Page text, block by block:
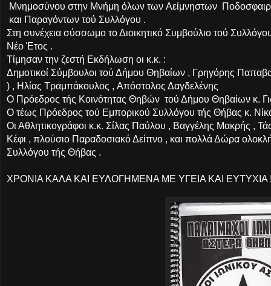
Μνημοσύνου στην Μνήμη όλων των Αείμνηστων
και Παραγόντων τού Συλλόγου .
Στη συνέχεια σύσσωμο το Διοικητικό Συμβούλιο τού
Νέο Έτος .
Τίμησαν την ζεστή Εκδήλωση οι κ.κ. :
Δημοτικοί Σύμβουλοι τού Δήμου Θηβαίων , Γρηγόρης
) , Ηλίας Τραμπάκουλος , Απόστολος Δαγδελένης
Ο Πρόεδρος τής Κοινότητας Θηβών τού Δήμου Θηβαίων κ.
Ο τέως Πρόεδρος τού Εμπορικού Συλλόγου τής Θήβας κ.
Οι Αθλητικογράφοι κ.κ. Σίλας Παύλου , Βαγγέλης Μακρής ,
Κέφι , πλούσιο Παραδοσιακό Δείπνο , και πολλά Δώρα
Συλλόγου τής Θήβας .
ΧΡΟΝΙΑ ΚΑΛΑ ΚΑΙ ΕΥΛΟΓΗΜΕΝΑ ΜΕ ΥΓΕΙΑ ΚΑΙ ΕΥΤΥΧΙΑ